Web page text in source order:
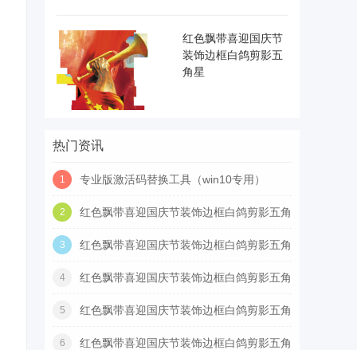
红色飘带喜迎国庆节
装饰边框白鸽剪影五
角星
热门资讯
1 专业版激活码替换工具（win10专用）
2 红色飘带喜迎国庆节装饰边框白鸽剪影五角
星
3 红色飘带喜迎国庆节装饰边框白鸽剪影五角
4 红色飘带喜迎国庆节装饰边框白鸽剪影五角
5 红色飘带喜迎国庆节装饰边框白鸽剪影五角
6 红色飘带喜迎国庆节装饰边框白鸽剪影五角